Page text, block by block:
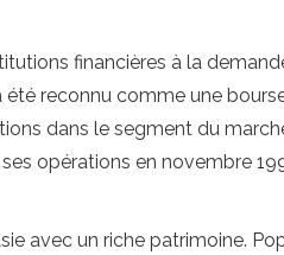
financières à la
reconnu comme une
dans le segment du
opérations en novembre
avec un riche patrimoine.